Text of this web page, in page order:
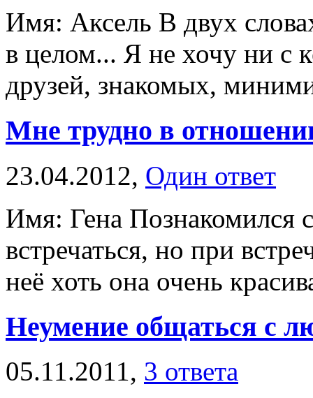
Имя: Аксель В двух
в целом... Я не хочу ни с
друзей, знакомых,
Мне трудно в
23.04.2012, Один ответ
Имя: Гена Познакомился
встречаться, но при
неё хоть она очень
Неумение общаться с
05.11.2011, 3 ответа